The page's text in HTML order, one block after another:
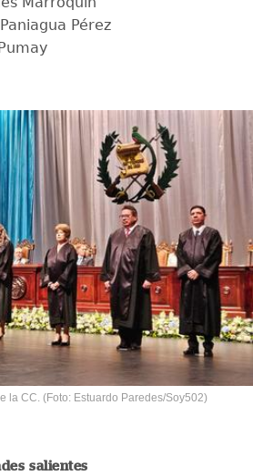
Pérez
la CC. (Foto: Estuardo Paredes/Soy502)
salientes